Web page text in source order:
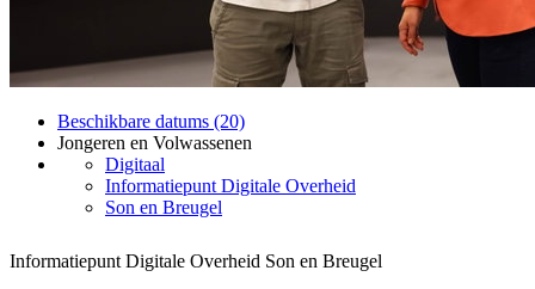
Beschikbare datums (20)
Jongeren en Volwassenen
Digitaal
Informatiepunt Digitale Overheid
Son en Breugel
Informatiepunt Digitale Overheid Son en Breugel